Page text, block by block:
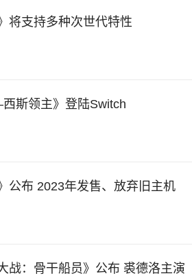
将支持多种次世代特性
斯领主》登陆Switch
公布 2023年发售、放弃旧主机
战：骨干船员》公布 裘德洛主演